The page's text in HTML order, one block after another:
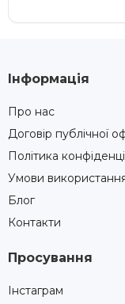
Інформація
Про нас
Договір публічної
Політика
Умови
Блог
Контакти
Просування
Інстаграм